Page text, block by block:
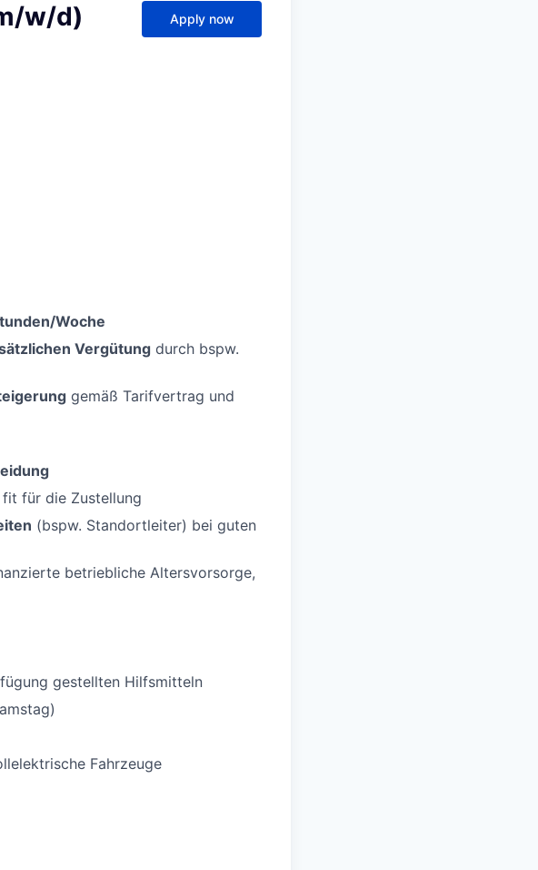
w/d) Apply now
Woche
Vergütung durch bspw.
gemäß Tarifvertrag und
für die Zustellung
(bspw. Standortleiter) bei guten
betriebliche Altersvorsorge,
gestellten Hilfsmitteln
Fahrzeuge